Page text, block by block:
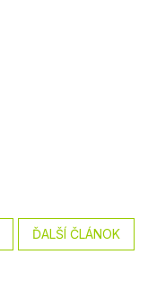
ĎALŠÍ ČLÁNOK